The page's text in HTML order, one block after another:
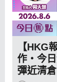
【HKG
作‧今日
彈近清